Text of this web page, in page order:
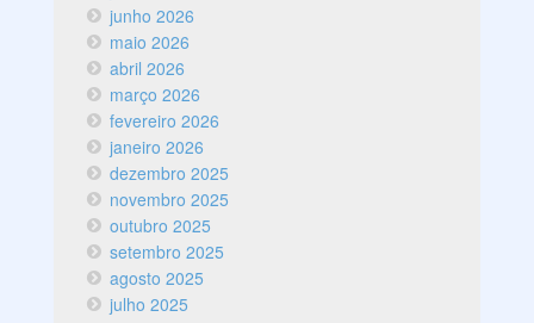
junho 2026
maio 2026
abril 2026
março 2026
fevereiro 2026
janeiro 2026
dezembro 2025
novembro 2025
outubro 2025
setembro 2025
agosto 2025
julho 2025